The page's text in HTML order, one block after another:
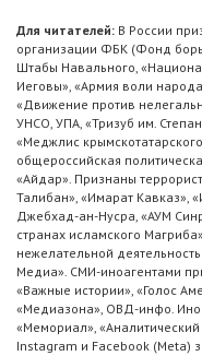
Для читателей: В России
организации ФБК (Фонд
Штабы Навального,
Иеговы», «Армия воли
«Движение против
УНСО, УПА, «Тризуб им.
«Меджлис
общероссийская
«Айдар». Признаны
Талибан», «Имарат Кавказ»,
Джебхад-ан-Нусра, «АУМ
странах исламского
нежелательной
Медиа». СМИ-иноагентами
«Важные истории», «Голос
«Медиазона», ОВД-инфо.
«Мемориал»,
Instagram и Facebook (Metа)